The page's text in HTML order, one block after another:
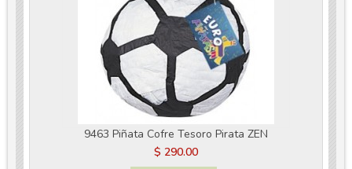
9463 Piñata Cofre Tesoro Pirata ZEN
$ 290.00